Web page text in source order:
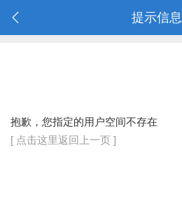
提示信息
抱歉，您指定的用户空间不存在
[ 点击这里返回上一页 ]